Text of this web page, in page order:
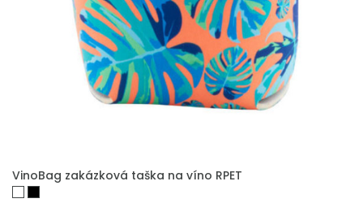
PŘIDAT DO POPTÁVKY
VinoBag zakázková taška na víno RPET